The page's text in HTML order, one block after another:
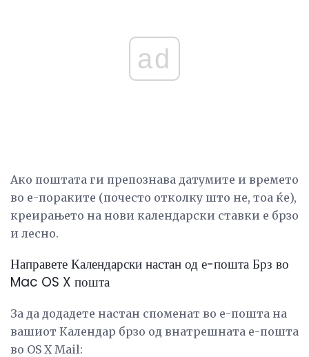
ad
Ако поштата ги препознава датумите и времето
во е-пораките (почесто отколку што не, тоа ќе),
креирањето на нови календарски ставки е брзо
и лесно.
Направете Календарски настан од е-пошта Брз во
Mac OS X пошта
За да додадете настан споменат во е-пошта на
вашиот Календар брзо од внатрешната е-пошта
во OS X Mail: